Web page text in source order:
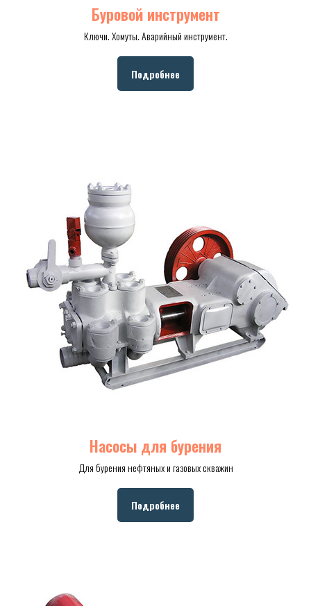
Буровой инструмент
Ключи. Хомуты. Аварийный инструмент.
Подробнее
Насосы для бурения
Для бурения нефтяных и газовых скважин
Подробнее